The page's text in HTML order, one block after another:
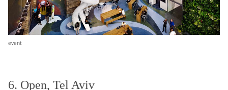
event
6. Open, Tel Aviv